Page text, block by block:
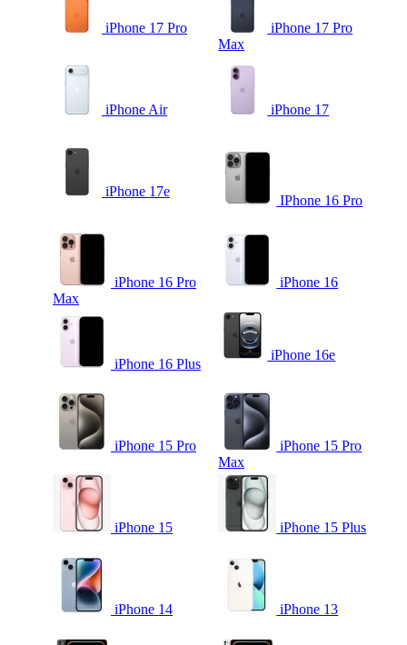
iPhone 17 Pro
iPhone 17 Pro
Max
iPhone Air iPhone 17
iPhone 17e
IPhone 16 Pro
iPhone 16 Pro
Max
iPhone 16
iPhone 16 Plus
iPhone 16e
iPhone 15 Pro
iPhone 15 Pro
Max
iPhone 15 iPhone 15 Plus
iPhone 14 iPhone 13